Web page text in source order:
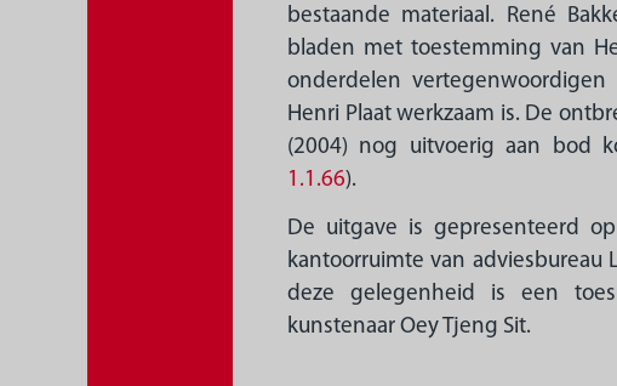
bestaande materiaal. René
bladen met toestemming van
onderdelen
Henri Plaat werkzaam is. De
(2004) nog uitvoerig aan bod
1.1.66).
De uitgave is gepresenteerd
kantoorruimte van adviesbureau
deze gelegenheid is een
kunstenaar Oey Tjeng Sit.